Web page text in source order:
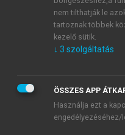
mersz.huoldalak
tudomásul veszem és
nem tilthatják le
tartoznak többek
kezelő sütik.
↓ 3 szolgáltatás
ÖSSZES APP
Használja ezt a
engedélyezéséhez/